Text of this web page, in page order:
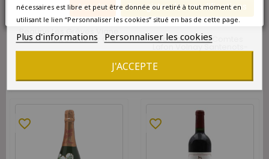
Annuler Enregistrer les modifications
DISPONIBLE À L'UNITÉ
Bouchard Père et Fils
Beaune Les Grèves Vigne
de l'Enfant Jésus 1er Cru
Rouge 1999
DISPONIBLE À L'UNITÉ
Domaine des Comtes
Lafon Volnay Santenots-
du-Milieu 1er Cru 1999
474,00 €
favorite_border favorite_border
nécessaires est libre et peut être donnée ou retiré à tout moment en
utilisant le lien “Personnaliser les cookies” situé en bas de cette page.
Plus d'informations Personnaliser les cookies
J'ACCEPTE